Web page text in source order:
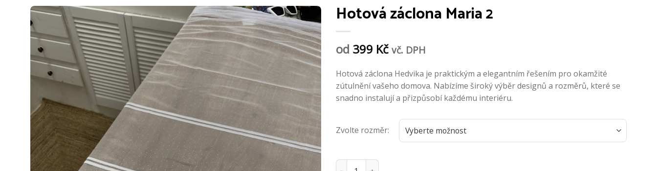
Hotová záclona Maria 2
od 399 Kč vč. DPH
Hotová záclona Hedvika je praktickým a elegantním řešením pro okamžité
zútulnění vašeho domova. Nabízíme široký výběr designů a rozměrů, které se
snadno instalují a přizpůsobí každému interiéru.
Zvolte rozměr:
Hotová záclona Maria 2 množství